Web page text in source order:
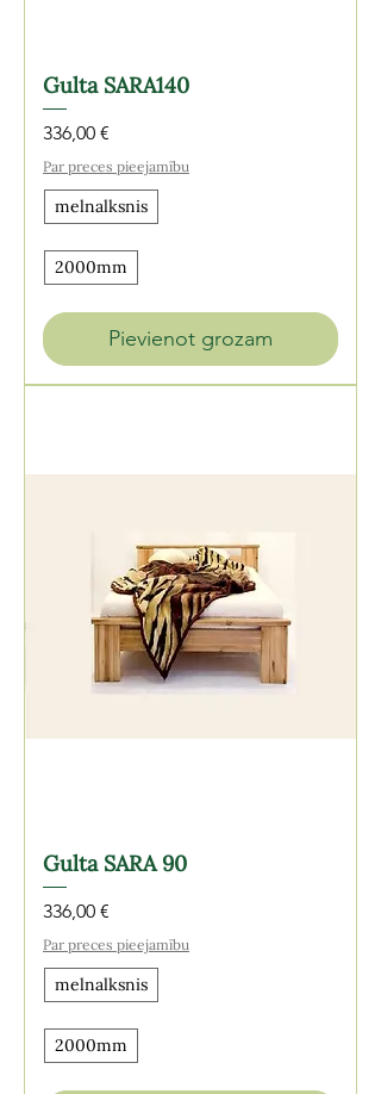
Gulta SARA140
Cena
336,00 €
Par preces pieejamību
melnalksnis
2000mm
Pievienot grozam
Gulta SARA 90
Cena
336,00 €
Par preces pieejamību
melnalksnis
2000mm